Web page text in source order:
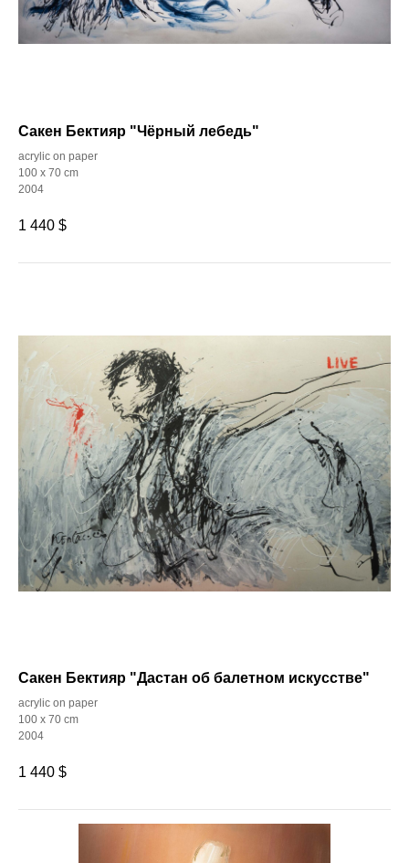
Сакен Бектияр "Чёрный лебедь"
acrylic on paper
100 x 70 cm
2004
1 440 $
Сакен Бектияр "Дастан об балетном искусстве"
acrylic on paper
100 x 70 cm
2004
1 440 $